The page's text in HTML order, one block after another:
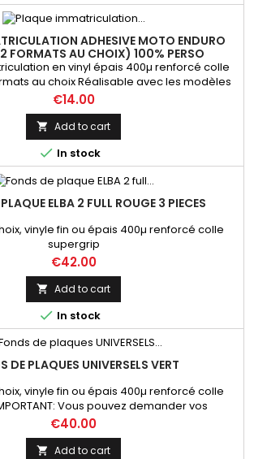
ADHESIVE MOTO ENDURO
FORMATS AU CHOIX) 100% PERSO
en vinyl épais 400µ renforcé colle
au choix Réalisable avec les modèles
( couleur, logo, département,
inscription bas de plaque...)
Price
€14.00
 Add to cart
 In stock
ELBA 2 FULL ROUGE 3 PIECES
vinyle fin ou épais 400µ renforcé colle
supergrip
Price
€42.00
 Add to cart
 In stock
DE PLAQUES UNIVERSELS VERT
vinyle fin ou épais 400µ renforcé colle
Vous pouvez demander vos
par mail lors de votre commande sur ce
produit
Price
€40.00
 Add to cart